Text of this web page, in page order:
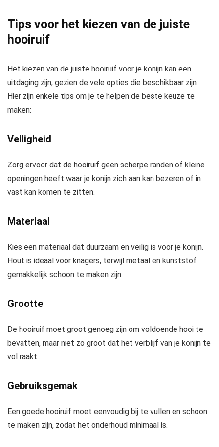
Tips voor het kiezen van de juiste
hooiruif
Het kiezen van de juiste hooiruif voor je konijn kan een
uitdaging zijn, gezien de vele opties die beschikbaar zijn.
Hier zijn enkele tips om je te helpen de beste keuze te
maken:
Veiligheid
Zorg ervoor dat de hooiruif geen scherpe randen of kleine
openingen heeft waar je konijn zich aan kan bezeren of in
vast kan komen te zitten.
Materiaal
Kies een materiaal dat duurzaam en veilig is voor je konijn.
Hout is ideaal voor knagers, terwijl metaal en kunststof
gemakkelijk schoon te maken zijn.
Grootte
De hooiruif moet groot genoeg zijn om voldoende hooi te
bevatten, maar niet zo groot dat het verblijf van je konijn te
vol raakt.
Gebruiksgemak
Een goede hooiruif moet eenvoudig bij te vullen en schoon
te maken zijn, zodat het onderhoud minimaal is.